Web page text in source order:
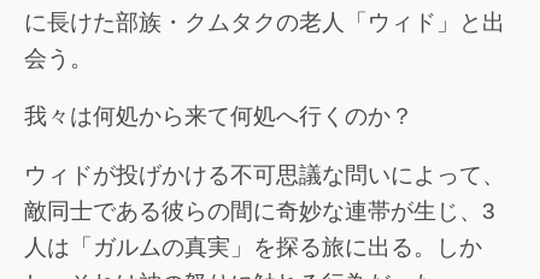
に長けた部族・クムタクの老人「ウィド」と出
会う。
我々は何処から来て何処へ行くのか？
ウィドが投げかける不可思議な問いによって、
敵同士である彼らの間に奇妙な連帯が生じ、3
人は「ガルムの真実」を探る旅に出る。しか